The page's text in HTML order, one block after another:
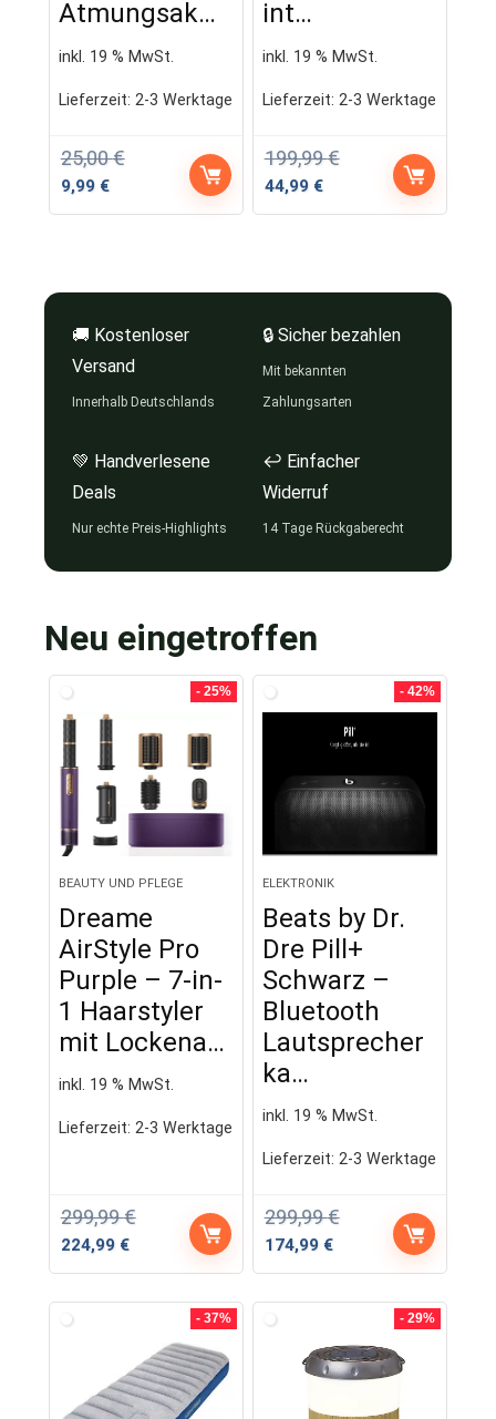
Atmungsak…
25,00€
Ursprünglicher
9,99 €Aktueller
inkl. 19 % MwSt.
Lieferzeit: 2-3 Werktage
int…
199,99€
Ursprünglicher
44,99 €Aktueller
inkl. 19 % MwSt.
Lieferzeit: 2-3 Werktage
🚚 Kostenloser
Versand
Innerhalb Deutschlands
🔒 Sicher bezahlen
Mit bekannten
Zahlungsarten
💚 Handverlesene
Deals
Nur echte Preis-Highlights
↩ Einfacher
Widerruf
14 Tage Rückgaberecht
Neu eingetroffen
- 25%
BEAUTY UND PFLEGE
Dreame
AirStyle Pro
Purple – 7-in-
1 Haarstyler
mit Lockena…
299,99€
Ursprünglicher
224,99 €Aktueller
224,99 €.
inkl. 19 % MwSt.
Lieferzeit: 2-3 Werktage
- 42%
ELEKTRONIK
Beats by Dr.
Dre Pill+
Schwarz –
Bluetooth
Lautsprecher
ka…
299,99€
Ursprünglicher
174,99 €Aktueller
174,99 €.
inkl. 19 % MwSt.
Lieferzeit: 2-3 Werktage
- 37% - 29%